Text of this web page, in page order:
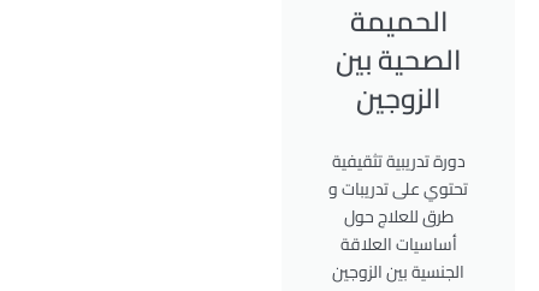
الحميمة
الصحية بين
الزوجين
دورة تدريبية تثقيفية
تحتوي على تدريبات و
طرق للعلاج حول
أساسيات العلاقة
الجنسية بين الزوجين